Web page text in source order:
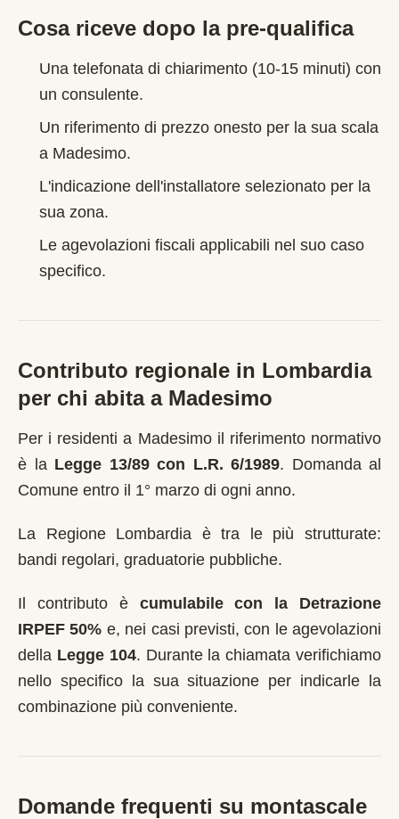
Cosa riceve dopo la pre-qualifica
Una telefonata di chiarimento (10-15 minuti) con
un consulente.
Un riferimento di prezzo onesto per la sua scala
a Madesimo.
L'indicazione dell'installatore selezionato per la
sua zona.
Le agevolazioni fiscali applicabili nel suo caso
specifico.
Contributo regionale in Lombardia
per chi abita a Madesimo
Per i residenti a Madesimoil riferimento normativo
è la Legge 13/89 con L.R. 6/1989. Domanda al
Comune entro il 1° marzo di ogni anno.
La Regione Lombardia è tra le più strutturate:
bandi regolari, graduatorie pubbliche.
Il contributo è cumulabile con la Detrazione
IRPEF 50% e, nei casi previsti, con le agevolazioni
della Legge 104. Durante la chiamata verifichiamo
nello specifico la sua situazione per indicarle la
combinazione più conveniente.
Domande frequenti su montascale